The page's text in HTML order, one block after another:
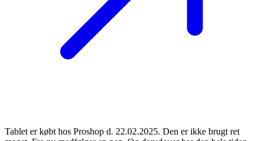
Tablet er købt hos Proshop d. 22.02.2025. Den er ikke brugt ret